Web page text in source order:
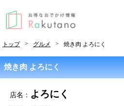
トップ > グルメ > 焼き肉 よろにく
焼き肉 よろにく
店名： よろにく